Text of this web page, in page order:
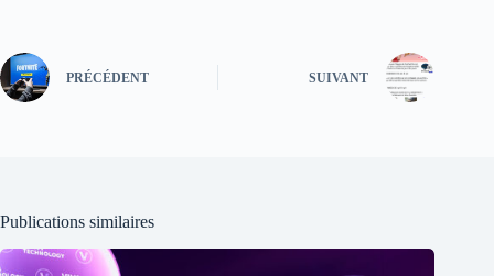
PRÉCÉDENT SUIVANT
Publications similaires